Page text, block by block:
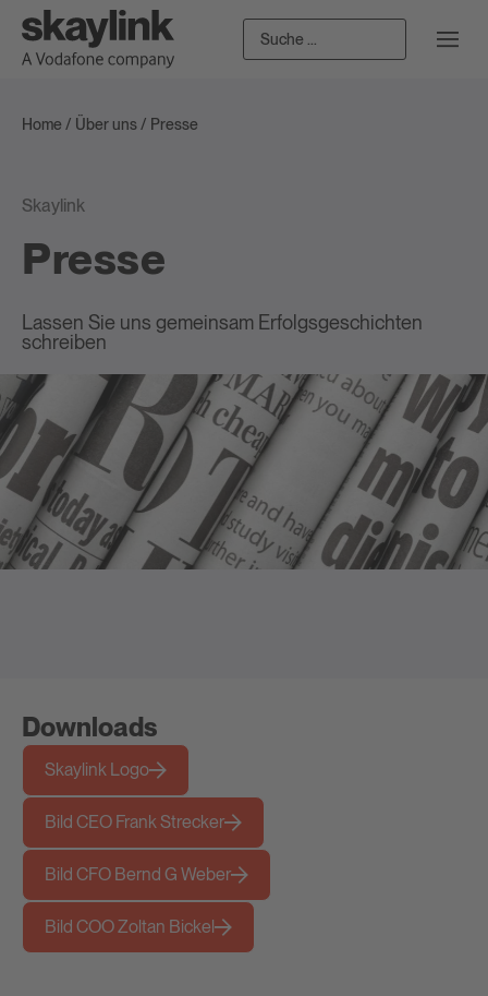
Home / Über uns / Presse
Skaylink
Presse
Lassen Sie uns gemeinsam Erfolgsgeschichten
schreiben
Downloads
Skaylink Logo
Bild CEO Frank Strecker
Bild CFO Bernd G Weber
Bild COO Zoltan Bickel